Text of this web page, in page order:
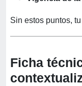
Sin estos puntos,
Ficha